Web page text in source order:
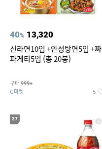
40% 13,320
신라면10입 +안성탕면5입 +짜
파게티5입 (총 20봉)
구매 999+
G마켓 5
27